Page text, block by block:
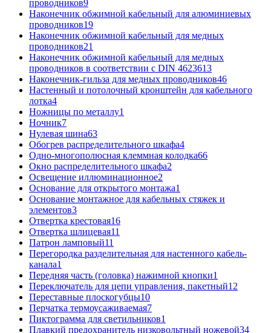
проводников9
Наконечник обжимной кабельный для алюминиевых
проводников19
Наконечник обжимной кабельный для медных
проводников21
Наконечник обжимной кабельный для медных
проводников в соответствии с DIN 4623613
Наконечник-гильза для медных проводников46
Настенный и потолочный кронштейн для кабельного
лотка4
Ножницы по металлу1
Ночник7
Нулевая шина63
Обогрев распределительного шкафа4
Одно-многополюсная клеммная колодка66
Окно распределительного шкафа2
Освещение иллюминационное2
Основание для открытого монтажа1
Основание монтажное для кабельных стяжек и
элементов3
Отвертка крестовая16
Отвертка шлицевая11
Патрон ламповый11
Перегородка разделительная для настенного кабель-
канала1
Передняя часть (головка) нажимной кнопки1
Переключатель для цепи управления, пакетный12
Переставные плоскогубцы10
Перчатка термоусаживаемая7
Пиктограмма для светильников1
Плавкий предохранитель низковольтный ножевой34